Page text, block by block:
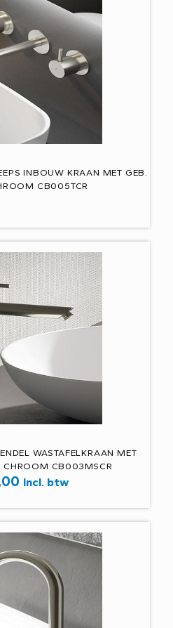
INBOUW KRAAN MET GEB.
CB005TCR
WASTAFELKRAAN MET
CHROOM CB003MSCR
Incl. btw